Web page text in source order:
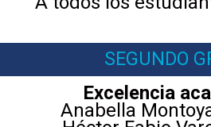
SEGUNDO
Excelencia
Anabella